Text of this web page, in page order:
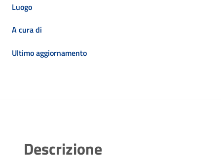
Luogo
A cura di
Ultimo aggiornamento
Descrizione